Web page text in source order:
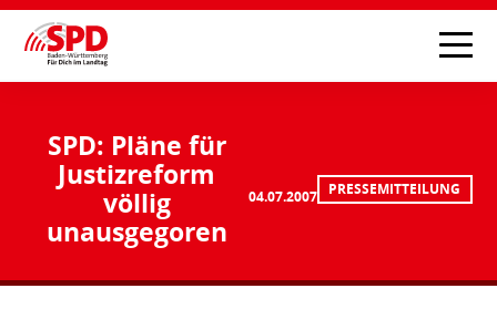
SPD: Pläne für
Justizreform
völlig
unausgegoren
04.07.2007 PRESSEMITTEILUNG